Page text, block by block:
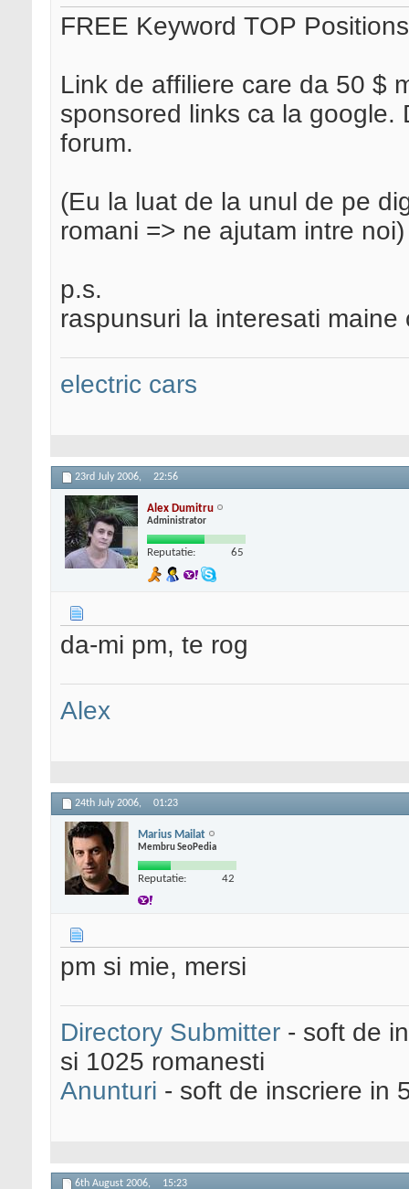
FREE Keyword TOP
Link de affiliere care da 50 $
sponsored links ca la
forum.
(Eu la luat de la unul de pe
romani => ne ajutam intre noi)
p.s.
raspunsuri la interesati maine
electric cars
23rd July 2006, 22:56
Alex Dumitru
Administrator
Reputatie: 65
da-mi pm, te rog
Alex
24th July 2006, 01:23
Marius Mailat
Membru SeoPedia
Reputatie: 42
pm si mie, mersi
Directory Submitter - soft de
si 1025 romanesti
Anunturi - soft de inscriere in
6th August 2006, 15:23